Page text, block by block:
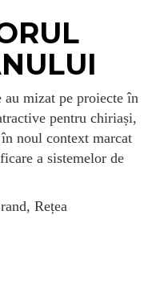
mizat pe proiecte în
pentru chiriași,
noul context marcat
a sistemelor de
Rețea